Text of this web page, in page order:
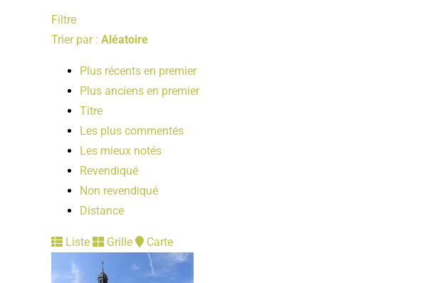
Filtre
Trier par : Aléatoire
Plus récents en premier
Plus anciens en premier
Titre
Les plus commentés
Les mieux notés
Revendiqué
Non revendiqué
Distance
Liste Grille Carte